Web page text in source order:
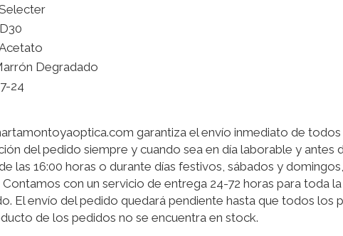
Degradado
24
garantiza el envío inmediato de
del pedido siempre y cuando sea en día laborable y antes
las 16:00 horas o durante días festivos, sábados y
Contamos con un servicio de entrega 24-72 horas para toda
El envío del pedido quedará pendiente hasta que todos los
de los pedidos no se encuentra en stock.